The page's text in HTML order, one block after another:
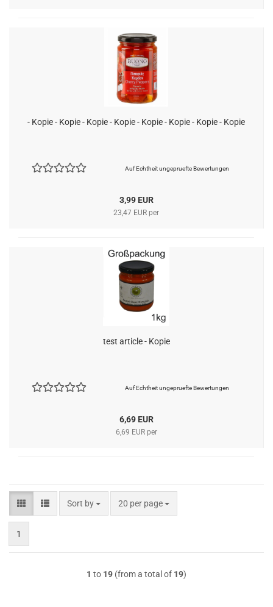
- Kopie - Kopie - Kopie - Kopie - Kopie - Kopie - Kopie - Kopie
Auf Echtheit ungepruefte Bewertungen
3,99 EUR
23,47 EUR per
test article - Kopie
Auf Echtheit ungepruefte Bewertungen
6,69 EUR
6,69 EUR per
Sort by
Sort by 20 per page
per page
1
1 to 19 (from a total of 19)